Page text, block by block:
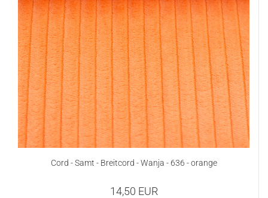
Cord - Samt - Breitcord - Wanja - 636 - orange
14,50 EUR